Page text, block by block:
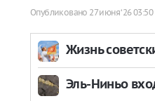
Опубликовано 27 июня ‘26 03:50
Жизнь
Эль-Ниньо